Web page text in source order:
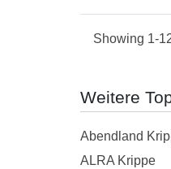
Showing 1-
Weitere
Abendland
ALRA Krippe